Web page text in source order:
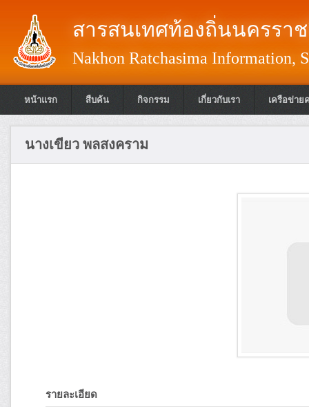
สารสนเทศท้องถิ่นนครรา
Nakhon Ratchasima Information,
หน้าแรก สืบค้น กิจกรรม เกี่ยวกับเรา เครือข่าย
นางเขียว พลสงคราม
รายละเอียด